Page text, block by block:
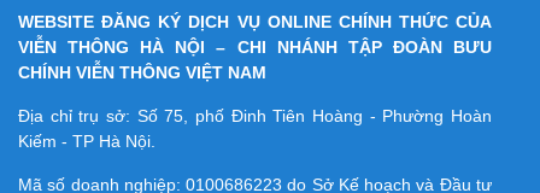
WEBSITE ĐĂNG KÝ DỊCH VỤ ONLINE CHÍNH THỨC CỦA
VIỄN THÔNG HÀ NỘI – CHI NHÁNH TẬP ĐOÀN BƯU
CHÍNH VIỄN THÔNG VIỆT NAM
Địa chỉ trụ sở: Số 75, phố Đinh Tiên Hoàng - Phường Hoàn
Kiếm - TP Hà Nội.
Mã số doanh nghiệp:0100686223 do Sở Kế hoạch và Đầu tư